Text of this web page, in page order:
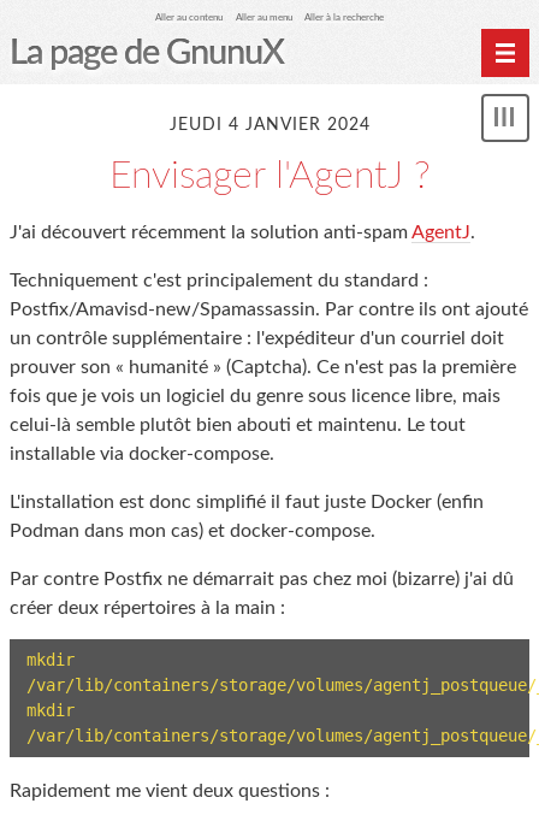
Aller au contenu Aller au menu Aller à la recherche
La page de GnunuX
JEUDI 4 JANVIER 2024
Envisager l'AgentJ ?
J'ai découvert récemment la solution anti-spamAgentJ.
Techniquement c'est principalement du standard :
Postfix/Amavisd-new/Spamassassin. Par contre ils ont ajouté
un contrôle supplémentaire : l'expéditeur d'un courriel doit
prouver son « humanité » (Captcha). Ce n'est pas la première
fois que je vois un logiciel du genre sous licence libre, mais
celui-là semble plutôt bien abouti et maintenu. Le tout
installable via docker-compose.
L'installation est donc simplifié il faut juste Docker (enfin
Podman dans mon cas) et docker-compose.
Par contre Postfix ne démarrait pas chez moi (bizarre) j'ai dû
créer deux répertoires à la main :
mkdir
/var/lib/containers/storage/volumes/
mkdir
/var/lib/containers/storage/volumes/
Rapidement me vient deux questions :